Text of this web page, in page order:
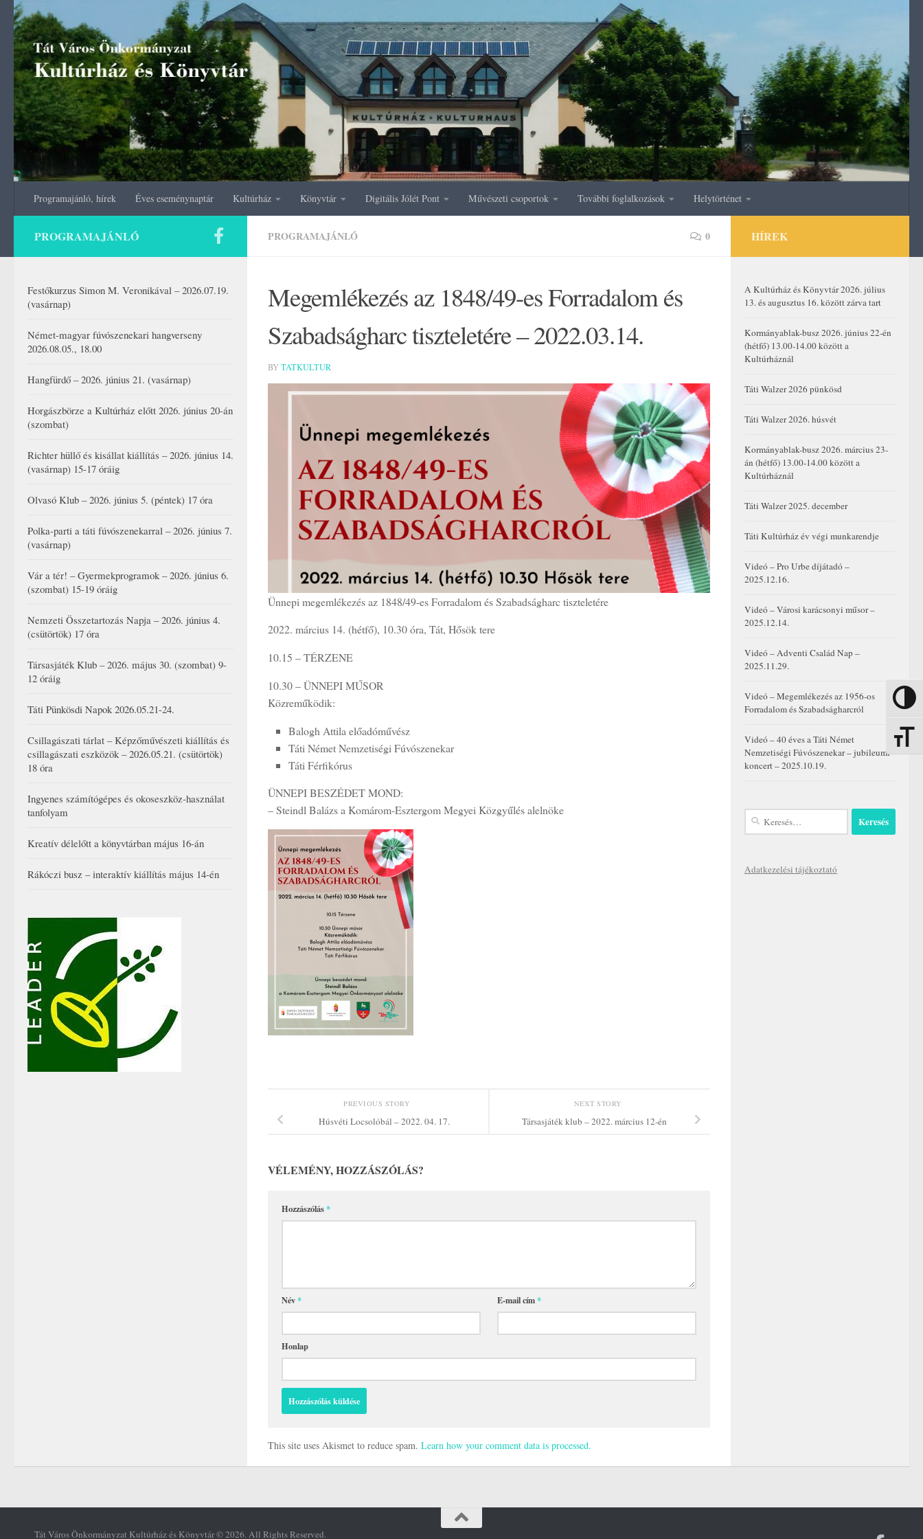
Nagy
Skip to content
Programajánló, hírek Éves eseménynaptár Kultúrház Könyvtár Digitális Jólét Pont Művészeti csoportok További foglalkozások Helytörténet
PROGRAMAJÁNLÓ 0
Megemlékezés az 1848/49-es Forradalom és
Szabadságharc tiszteletére – 2022.03.14.
BY TATKULTUR
Ünnepi megemlékezés az 1848/49-es Forradalom és Szabadságharc tiszteletére
2022. március 14. (hétfő), 10.30 óra, Tát, Hősök tere
10.15 – TÉRZENE
10.30 – ÜNNEPI MŰSOR
Közreműködik:
Balogh Attila előadóművész
Táti Német Nemzetiségi Fúvószenekar
Táti Férfikórus
ÜNNEPI BESZÉDET MOND:
– Steindl Balázs a Komárom-Esztergom Megyei Közgyűlés alelnöke
NEXT STORY
Társasjáték klub – 2022. március 12-én
PREVIOUS STORY
Húsvéti Locsolóbál – 2022. 04. 17.
VÉLEMÉNY, HOZZÁSZÓLÁS?
Hozzászólás*
Név* E-mail cím*
Honlap
This site uses Akismet to reduce spam. Learn how your comment data is processed.
PROGRAMAJÁNLÓ
Festőkurzus Simon M. Veronikával – 2026.07.19.
(vasárnap)
Német-magyar fúvószenekari hangverseny
2026.08.05., 18.00
Hangfürdő – 2026. június 21. (vasárnap)
Horgászbörze a Kultúrház előtt 2026. június 20-án
(szombat)
Richter hüllő és kisállat kiállítás – 2026. június 14.
(vasárnap) 15-17 óráig
Olvasó Klub – 2026. június 5. (péntek) 17 óra
Polka-parti a táti fúvószenekarral – 2026. június 7.
(vasárnap)
Vár a tér! – Gyermekprogramok – 2026. június 6.
(szombat) 15-19 óráig
Nemzeti Összetartozás Napja – 2026. június 4.
(csütörtök) 17 óra
Társasjáték Klub – 2026. május 30. (szombat) 9-
12 óráig
Táti Pünkösdi Napok 2026.05.21-24.
Csillagászati tárlat – Képzőművészeti kiállítás és
csillagászati eszközök – 2026.05.21. (csütörtök)
18 óra
Ingyenes számítógépes és okoseszköz-használat
tanfolyam
Kreatív délelőtt a könyvtárban május 16-án
Rákóczi busz – interaktív kiállítás május 14-én
HÍREK
A Kultúrház és Könyvtár 2026. július
13. és augusztus 16. között zárva tart
Kormányablak-busz 2026. június 22-én
(hétfő) 13.00-14.00 között a
Kultúrháznál
Táti Walzer 2026 pünkösd
Táti Walzer 2026. húsvét
Kormányablak-busz 2026. március 23-
án (hétfő) 13.00-14.00 között a
Kultúrháznál
Táti Walzer 2025. december
Táti Kultúrház év végi munkarendje
Videó – Pro Urbe díjátadó –
2025.12.16.
Videó – Városi karácsonyi műsor –
2025.12.14.
Videó – Adventi Család Nap –
2025.11.29.
Videó – Megemlékezés az 1956-os
Forradalom és Szabadságharcról
Videó – 40 éves a Táti Német
Nemzetiségi Fúvószenekar – jubileumi
koncert – 2025.10.19.
Keresés:
Adatkezelési tájékoztató
Tát Város Önkormányzat Kultúrház és Könyvtár © 2026. All Rights Reserved.